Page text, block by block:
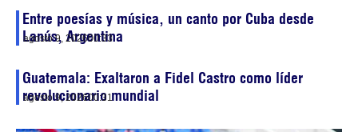
Entre poesías y música, un canto por Cuba desde
Lanús, Argentina
agosto 9, 202600:33
Guatemala: Exaltaron a Fidel Castro como líder
revolucionario mundial
agosto 9, 202600:31